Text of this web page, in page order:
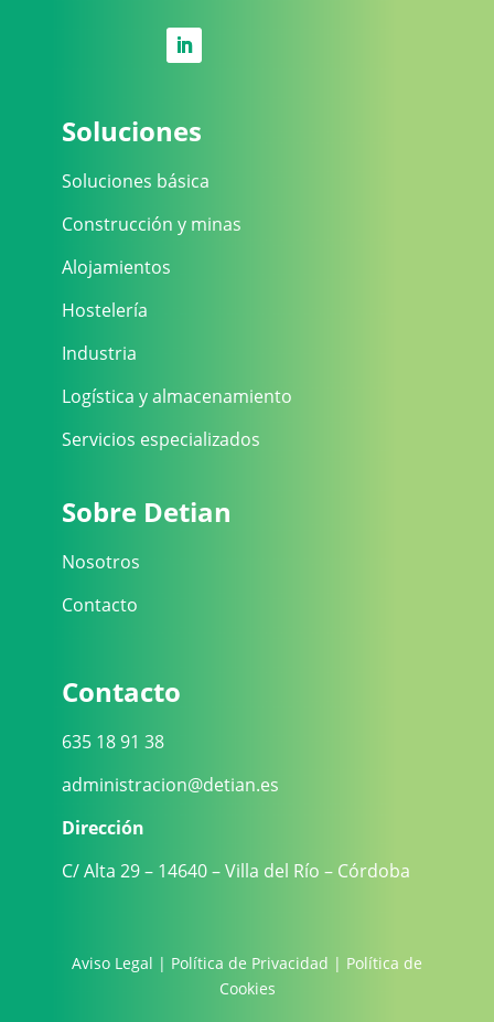
Soluciones
Soluciones básica
Construcción y minas
Alojamientos
Hostelería
Industria
Logística y almacenamiento
Servicios especializados
Sobre Detian
Nosotros
Contacto
Contacto
635 18 91 38
administracion@detian.es
Dirección
C/ Alta 29 – 14640 – Villa del Río – Córdoba
Aviso Legal | Política de Privacidad | Política de
Cookies